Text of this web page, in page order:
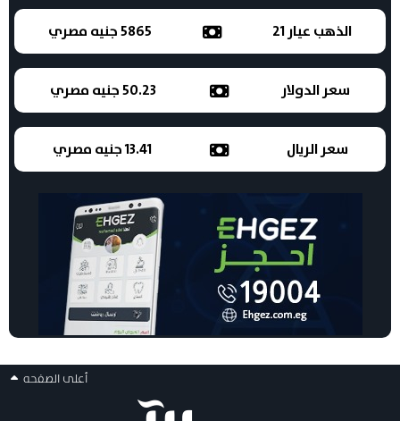
الذهب عيار 21 5865 جنيه مصري
سعر الدولار 50.23 جنيه مصري
سعر الريال 13.41 جنيه مصري
أعلى الصفحه